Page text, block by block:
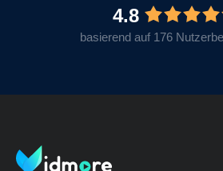
4.8
basierend auf 176